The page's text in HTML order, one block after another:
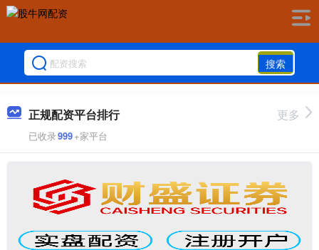
搜索
正规配资平台排行
已收录999+家平台
更多